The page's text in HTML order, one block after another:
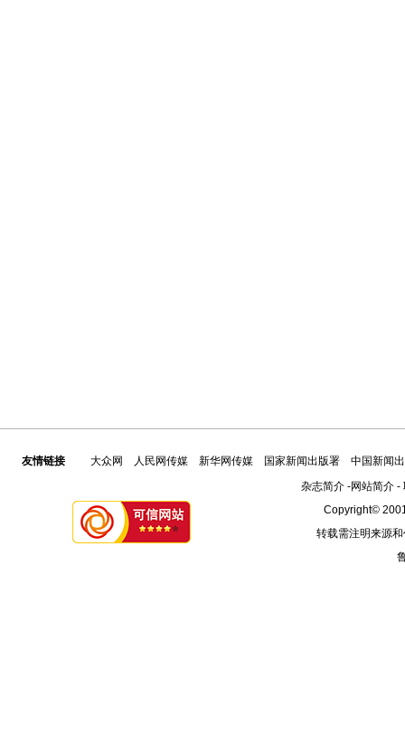
友情链接 大众网 人民网传媒 新华网传媒 国家新闻出版署
中国新闻
杂志简介-网站简介-
Copyright©
转载需注明来源